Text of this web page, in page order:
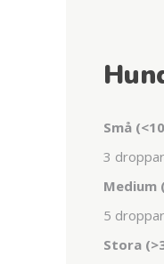
Små
3
Medium
5
Stora